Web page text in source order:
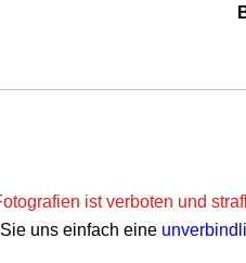
ist verboten und
uns einfach eine